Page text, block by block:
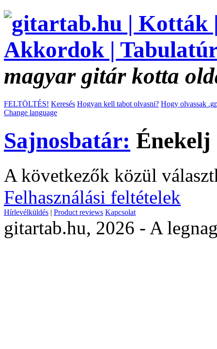
magyar gitár kotta
FELTÖLTÉS! Keresés Hogyan kell tabot olvasni? Hogy olvassak
Change language
Sajnosbatár:
A következők közül
Felhasználási feltételek
Hírlevélküldés | Product reviews Kapcsolat
gitartab.hu, 2026 - A